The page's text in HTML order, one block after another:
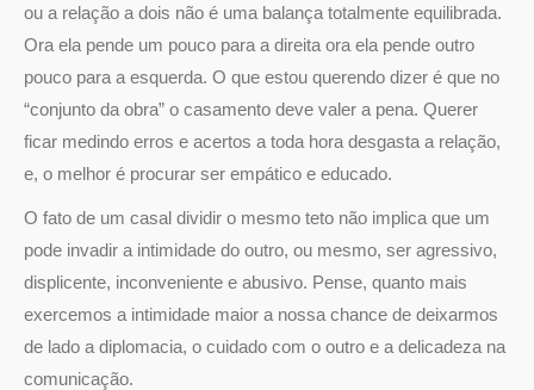
ou a relação a dois não é uma balança totalmente equilibrada.
Ora ela pende um pouco para a direita ora ela pende outro
pouco para a esquerda. O que estou querendo dizer é que no
“conjunto da obra” o casamento deve valer a pena. Querer
ficar medindo erros e acertos a toda hora desgasta a relação,
e, o melhor é procurar ser empático e educado.
O fato de um casal dividir o mesmo teto não implica que um
pode invadir a intimidade do outro, ou mesmo, ser agressivo,
displicente, inconveniente e abusivo. Pense, quanto mais
exercemos a intimidade maior a nossa chance de deixarmos
de lado a diplomacia, o cuidado com o outro e a delicadeza na
comunicação.